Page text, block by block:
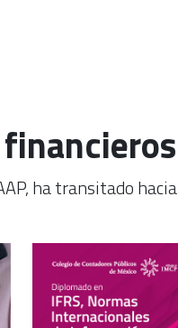
ha transitado hacia